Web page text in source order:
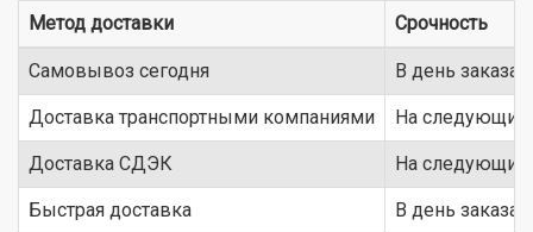
Метод доставки Срочность
Самовывоз сегодня В день заказа
Доставка транспортными компаниями На следующий
Доставка СДЭК На следующий
Быстрая доставка В день заказа